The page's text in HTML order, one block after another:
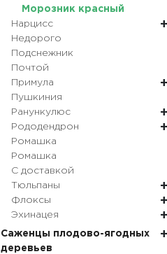
Морозник красный
Нарцисс
Недорого
Подснежник
Почтой
Примула
Пушкиния
Ранункулюс
Рододендрон
Ромашка
Ромашка
С доставкой
Тюльпаны
Флоксы
Эхинацея
Саженцы плодово-ягодных
деревьев